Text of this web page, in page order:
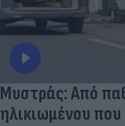
Μυστράς: Από
ηλικιωμένου